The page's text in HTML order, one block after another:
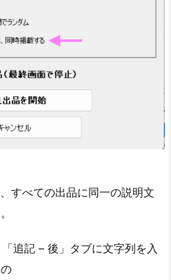
すべての出品に同一の説明文
– 後」タブに文字列を入